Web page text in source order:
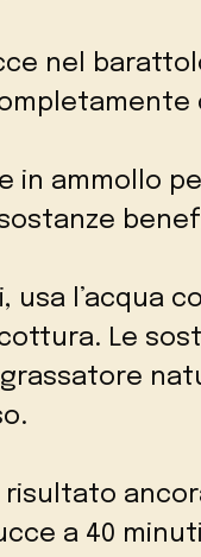
nel
in ammollo
usa l’acqua
cottura. Le
risultato
a 40